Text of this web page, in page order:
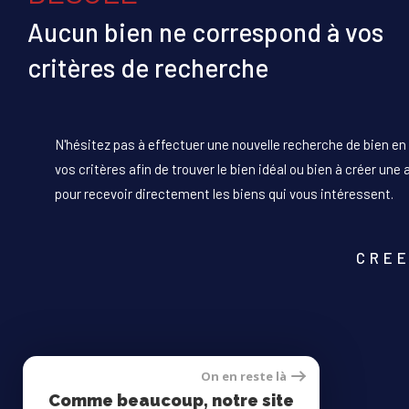
Aucun bien ne correspond à vos
critères de recherche
N'hésitez pas à effectuer une nouvelle recherche de bien
vos critères afin de trouver le bien idéal ou bien à créer une
pour recevoir directement les biens qui vous intéressent.
On en reste là
Comme beaucoup, notre site